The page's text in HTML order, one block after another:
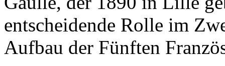
entscheidende Rolle im
Aufbau der Fünften